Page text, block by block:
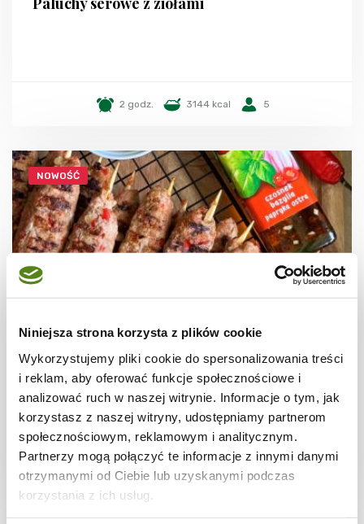
Niniejsza strona korzysta z plików cookie
Wykorzystujemy pliki cookie do spersonalizowania treści
i reklam, aby oferować funkcje społecznościowe i
analizować ruch w naszej witrynie. Informacje o tym, jak
korzystasz z naszej witryny, udostępniamy partnerom
społecznościowym, reklamowym i analitycznym.
Partnerzy mogą połączyć te informacje z innymi danymi
otrzymanymi od Ciebie lub uzyskanymi podczas
korzystania z ich usług.
2 godz. 3144 kcal 5
NOWOŚĆ
GRILL
Grillowane kofty z mięsa mielonego
30 min. 1805 kcal 4